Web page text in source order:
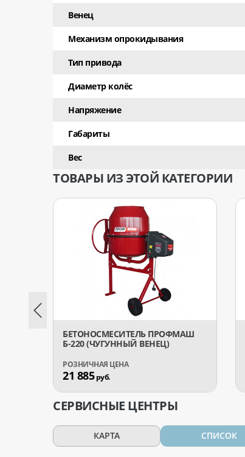
Венец
Механизм опрокидывания
Тип привода
Диаметр колёс
Напряжение
Габариты
Вес
ТОВАРЫ ИЗ ЭТОЙ КАТЕГОРИИ
БЕТОНОСМЕСИТЕЛЬ ПРОФМАШ
Б-220 (ЧУГУННЫЙ ВЕНЕЦ)
21 885руб.
СЕРВИСНЫЕ ЦЕНТРЫ
КАРТА СПИСОК